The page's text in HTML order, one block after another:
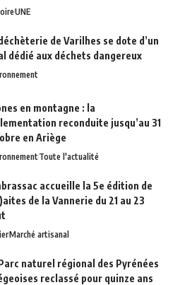
UNE
de Varilhes se dote d’un
dédié aux déchets dangereux
en montagne : la
reconduite jusqu’au 31
en Ariège
Toute l'actualité
accueille la 5e édition de
de la Vannerie du 21 au 23
Marché artisanal
naturel régional des Pyrénées
reclassé pour quinze ans